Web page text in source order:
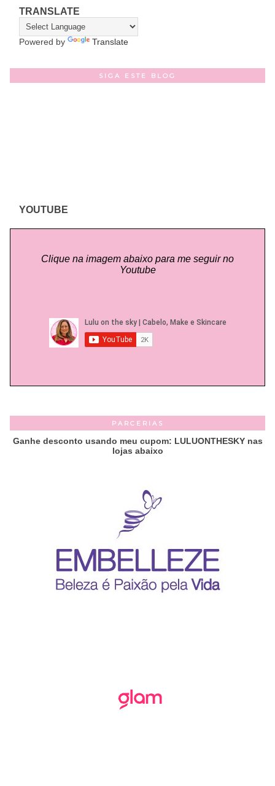
TRANSLATE
Powered by Translate
SIGA ESTE BLOG
YOUTUBE
Clique na imagem abaixo para me seguir no
Youtube
PARCERIAS
Ganhe desconto usando meu cupom: LULUONTHESKY nas
lojas abaixo